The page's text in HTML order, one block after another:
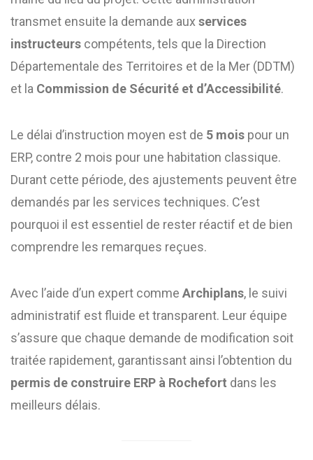
transmet ensuite la demande aux services
instructeurs compétents, tels que la Direction
Départementale des Territoires et de la Mer (DDTM)
et la Commission de Sécurité et d’Accessibilité.
Le délai d’instruction moyen est de 5 mois pour un
ERP, contre 2 mois pour une habitation classique.
Durant cette période, des ajustements peuvent être
demandés par les services techniques. C’est
pourquoi il est essentiel de rester réactif et de bien
comprendre les remarques reçues.
Avec l’aide d’un expert comme Archiplans, le suivi
administratif est fluide et transparent. Leur équipe
s’assure que chaque demande de modification soit
traitée rapidement, garantissant ainsi l’obtention du
permis de construire ERP à Rochefort dans les
meilleurs délais.